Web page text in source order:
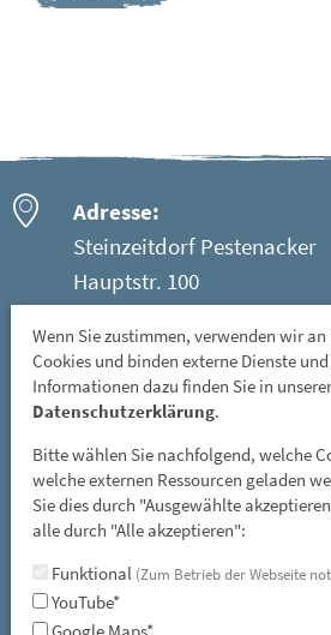
Adresse:
Steinzeitdorf Pestenacker
Hauptstr. 100
Öffnungszeiten:
Mittwoch: 08 - 12 Uhr
Freitag, Samstag und
GESCHLOSSEN: vom 01.
und an allen gesetzlichen
E-Mail:
steinzeitdorf-
Wenn Sie zustimmen, verwenden wir
Cookies und binden externe Dienste
Informationen dazu finden Sie in unserer
Datenschutzerklärung.
Bitte wählen Sie nachfolgend, welche
welche externen Ressourcen geladen
Sie dies durch "Ausgewählte
alle durch "Alle akzeptieren":
Funktional (Zum Betrieb der Webseite
YouTube*